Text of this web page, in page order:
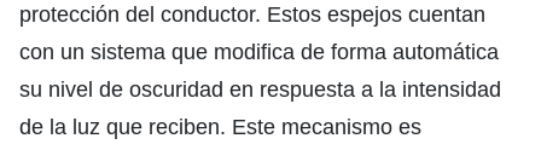
protección del conductor. Estos espejos cuentan
con un sistema que modifica de forma automática
su nivel de oscuridad en respuesta a la intensidad
de la luz que reciben. Este mecanismo es